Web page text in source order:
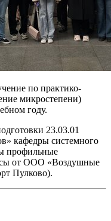
по практико-
микростепени)
году.
23.03.01
кафедры системного
профильные
от ООО «Воздушные
Пулково).